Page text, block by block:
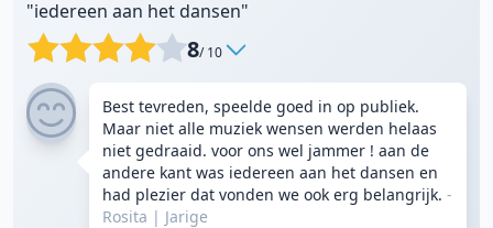
"iedereen aan het dansen"
8/ 10
Best tevreden, speelde goed in op publiek.
Maar niet alle muziek wensen werden helaas
niet gedraaid. voor ons wel jammer ! aan de
andere kant was iedereen aan het dansen en
had plezier dat vonden we ook erg belangrijk. -
Rosita | Jarige